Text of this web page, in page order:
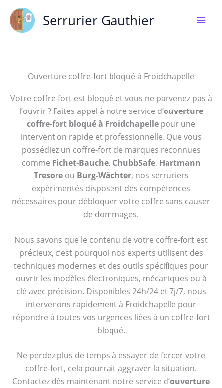
contenu
Serrurier Gauthier
Ouverture coffre-fort bloqué à Froidchapelle
Votre coffre-fort est bloqué et vous ne parvenez pas à
l’ouvrir ? Faites appel à notre service d’ouverture
coffre-fort bloqué à Froidchapelle pour une
intervention rapide et professionnelle. Que vous
possédiez un coffre-fort de marques reconnues
comme Fichet-Bauche, ChubbSafe, Hartmann
Tresoreou Burg-Wächter, nos serruriers
expérimentés disposent des compétences
nécessaires pour débloquer votre coffre sans causer
de dommages.
Nous savons que le contenu de votre coffre-fort est
précieux, c’est pourquoi nos experts utilisent des
techniques modernes et des outils spécifiques pour
ouvrir les modèles électroniques, mécaniques ou à
clé avec précision. Disponibles 24h/24 et 7j/7, nous
intervenons rapidement à Froidchapelle pour
répondre à toutes vos urgences liées à un coffre-fort
bloqué.
Ne perdez plus de temps à essayer de forcer votre
coffre-fort, cela pourrait aggraver la situation.
Contactez dès maintenant notre service d’ouverture